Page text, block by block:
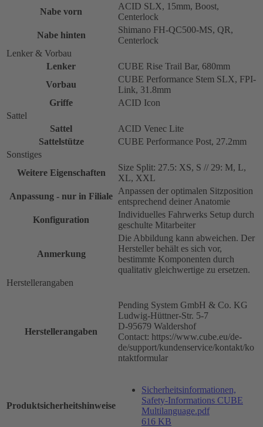
Nabe vorn
ACID SLX, 15mm, Boost,
Centerlock
Nabe hinten
Shimano FH-QC500-MS, QR,
Centerlock
Lenker & Vorbau
Lenker
CUBE Rise Trail Bar, 680mm
Vorbau
CUBE Performance Stem SLX, FPI-
Link, 31.8mm
Griffe
ACID Icon
Sattel
Sattel
ACID Venec Lite
Sattelstütze
CUBE Performance Post, 27.2mm
Sonstiges
Weitere Eigenschaften
Size Split: 27.5: XS, S // 29: M, L,
XL, XXL
Anpassung - nur in Filiale
Anpassen der optimalen Sitzposition
entsprechend deiner Anatomie
Konfiguration
Individuelles Fahrwerks Setup durch
geschulte Mitarbeiter
Anmerkung
Die Abbildung kann abweichen. Der
Hersteller behält es sich vor,
bestimmte Komponenten durch
qualitativ gleichwertige zu ersetzen.
Herstellerangaben
Herstellerangaben
Pending System GmbH & Co. KG
Ludwig-Hüttner-Str. 5-7
D-95679 Waldershof
Contact: https://www.cube.eu/de-
de/support/kundenservice/kontakt/ko
ntaktformular
Produktsicherheitshinweise
Sicherheitsinformationen,
Safety-Informations CUBE
Multilanguage.pdf
616 KB